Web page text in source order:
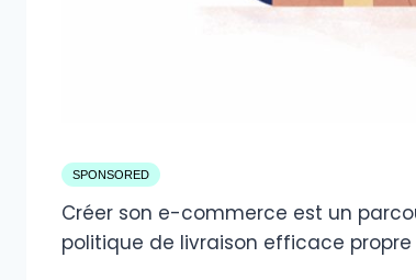
SPONSORED
Créer son e-commerce est un
politique de livraison efficace